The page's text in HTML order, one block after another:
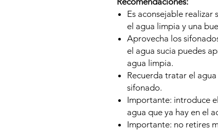
Es aconsejable
el agua limpia y una
Aprovecha los
el agua sucia puedes
agua limpia.
Recuerda tratar el
sifonado.
Importante: introduce
agua que ya hay en el
Importante: no retires